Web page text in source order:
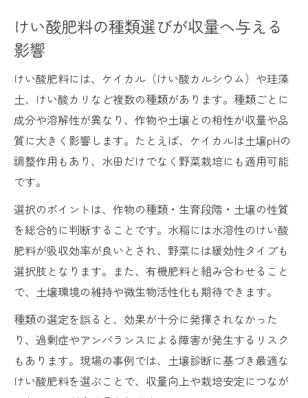
けい酸肥料の種類選びが収量へ与える
影響
けい酸肥料には、ケイカル（けい酸カルシウム）や珪藻
土、けい酸カリなど複数の種類があります。種類ごとに
成分や溶解性が異なり、作物や土壌との相性が収量や品
質に大きく影響します。たとえば、ケイカルは土壌pHの
調整作用もあり、水田だけでなく野菜栽培にも適用可能
です。
選択のポイントは、作物の種類・生育段階・土壌の性質
を総合的に判断することです。水稲には水溶性のけい酸
肥料が吸収効率が良いとされ、野菜には緩効性タイプも
選択肢となります。また、有機肥料と組み合わせること
で、土壌環境の維持や微生物活性化も期待できます。
種類の選定を誤ると、効果が十分に発揮されなかった
り、過剰症やアンバランスによる障害が発生するリスク
もあります。現場の事例では、土壌診断に基づき最適な
けい酸肥料を選ぶことで、収量向上や栽培安定につなが